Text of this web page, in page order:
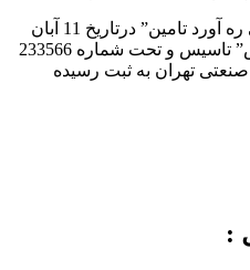
شرکت در ابتدا تحت نام ”شیمیایی ره آورد تامين” درتاريخ 11 آبان
ماه 1383 به صورت “سهامی خاص” تاسيس و تحت شماره 233566
تهران به ثبت رسيده
: